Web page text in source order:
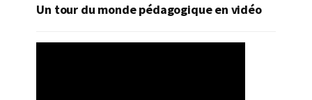
Un tour du monde pédagogique en vidéo